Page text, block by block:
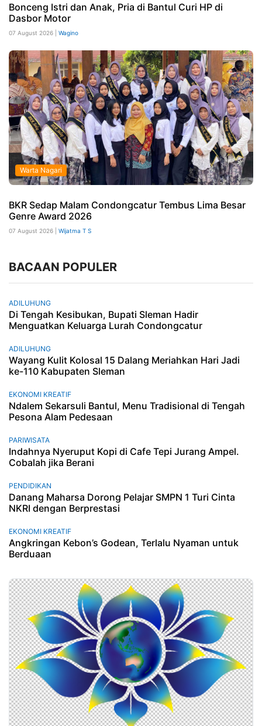
Bonceng Istri dan Anak, Pria di Bantul Curi HP di
Dasbor Motor
07 August 2026 | Wagino
Warta Nagari
BKR Sedap Malam Condongcatur Tembus Lima Besar
Genre Award 2026
07 August 2026 | Wijatma T S
BACAAN POPULER
ADILUHUNG
Di Tengah Kesibukan, Bupati Sleman Hadir
Menguatkan Keluarga Lurah Condongcatur
ADILUHUNG
Wayang Kulit Kolosal 15 Dalang Meriahkan Hari Jadi
ke-110 Kabupaten Sleman
EKONOMI KREATIF
Ndalem Sekarsuli Bantul, Menu Tradisional di Tengah
Pesona Alam Pedesaan
PARIWISATA
Indahnya Nyeruput Kopi di Cafe Tepi Jurang Ampel.
Cobalah jika Berani
PENDIDIKAN
Danang Maharsa Dorong Pelajar SMPN 1 Turi Cinta
NKRI dengan Berprestasi
EKONOMI KREATIF
Angkringan Kebon’s Godean, Terlalu Nyaman untuk
Berduaan